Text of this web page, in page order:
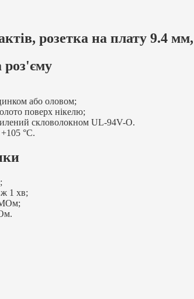
розетка на плату 9.4
роз'єму
або оловом;
поверх нікелю;
скловолокном UL-94V-O.
°C.
1 хв;
МОм;